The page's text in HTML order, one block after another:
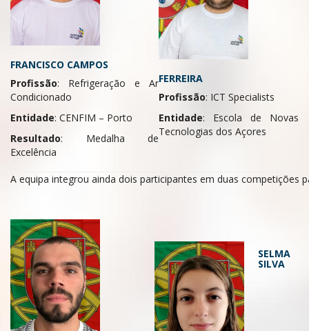
FRANCISCO CAMPOS
Profissão: Refrigeração e Ar
Condicionado
Entidade: CENFIM – Porto
Resultado: Medalha de
Excelência
FERREIRA
Profissão: ICT Specialists
Entidade: Escola de Novas
Tecnologias dos Açores
A equipa integrou ainda dois participantes em duas competições
SELMA
SILVA